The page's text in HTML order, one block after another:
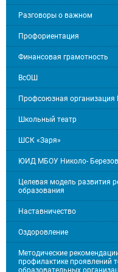
Разговоры о важном
Профориентация
Финансовая грамотность
ВсОШ
Профсоюзная
Школьный театр
ШСК «Заря»
ЮИД МБОУ Николо-
Целевая модель развития
образования
Наставничество
Оздоровление
Методические
профилактике проявлений
образовательных